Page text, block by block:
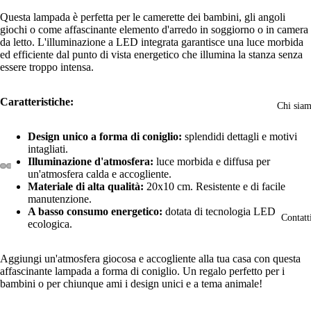
Chi
Apri
immagine
schermo
Apri
immagine
schermo
Apri
immagine
schermo
Apri
immagine
schermo
Apri
immagine
schermo
Apri
immagine
schermo
Questa lampada è perfetta per le camerette dei bambini, gli angoli
giochi o come affascinante elemento d'arredo in soggiorno o in camera
da letto. L'illuminazione a LED integrata garantisce una luce morbida
ed efficiente dal punto di vista energetico che illumina la stanza senza
essere troppo intensa.
Caratteristiche:
Design unico a forma di coniglio: splendidi dettagli e motivi
intagliati.
Illuminazione d'atmosfera: luce morbida e diffusa per
un'atmosfera calda e accogliente.
Materiale di alta qualità: 20x10 cm. Resistente e di facile
manutenzione.
A basso consumo energetico: dotata di tecnologia LED
ecologica.
Aggiungi un'atmosfera giocosa e accogliente alla tua casa con questa
affascinante lampada a forma di coniglio. Un regalo perfetto per i
bambini o per chiunque ami i design unici e a tema animale!